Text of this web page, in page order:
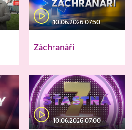
10.06.2026 07:50
Záchranáři
10.06.2026 07:00